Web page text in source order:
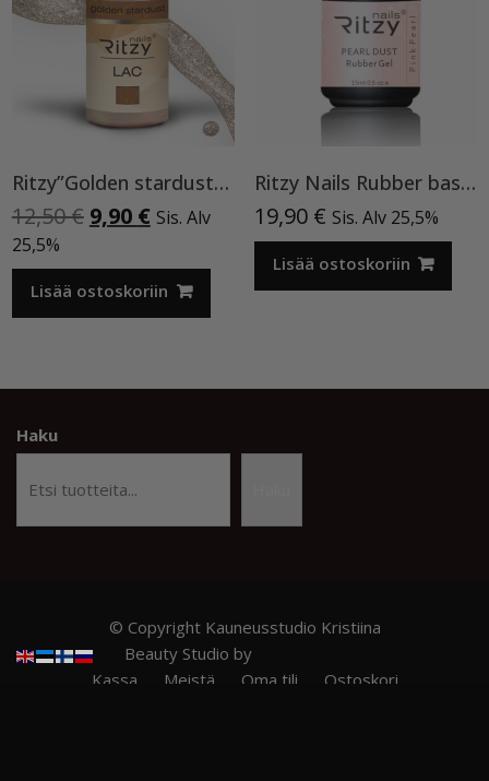
Ritzy”Golden stardust”geelilakka,173 TPO vapaa
12,50€ Alkuperäinen
oli:
12,50 €.
9,90 €Nykyinen
on:
9,90 €.
Sis. Alv
25,5%
Lisää ostoskoriin
Ritzy Nails Rubber base ”Pink Pearl” pohjageeli, 15 ml
19,90 € Sis. Alv 25,5%
Lisää ostoskoriin
Haku
© Copyright Kauneusstudio Kristiina
Beauty Studio by
Kassa
Meistä Oma tili
Ostoskori